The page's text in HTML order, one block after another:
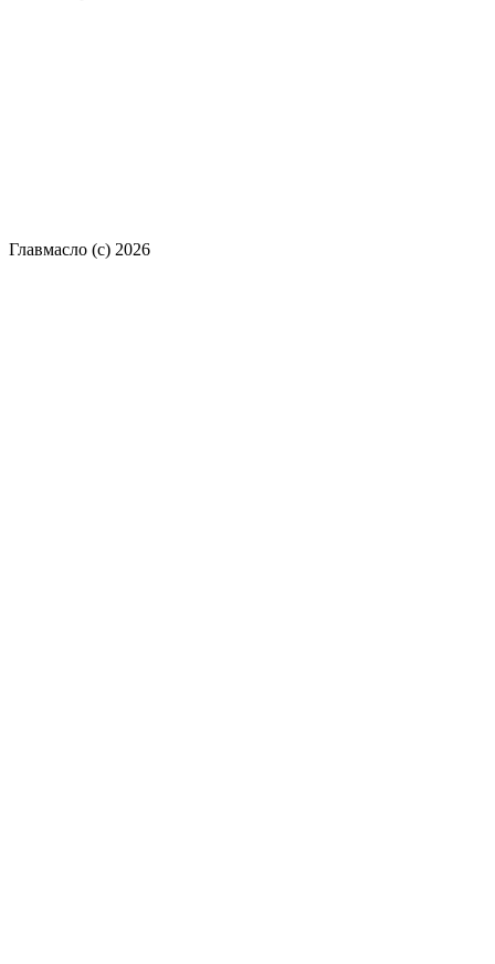
Главмасло (с) 2026